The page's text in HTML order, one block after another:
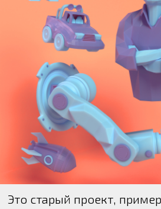
Это старый проект,